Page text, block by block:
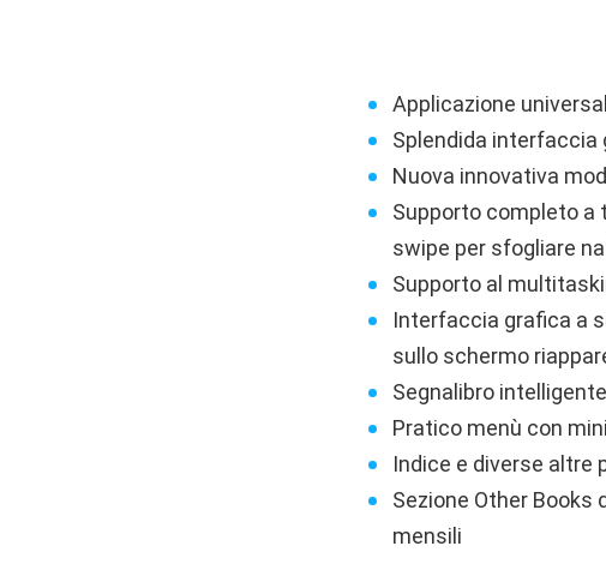
Applicazione
Splendida interfaccia
Nuova innovativa
Supporto completo a
swipe per sfogliare
Supporto al
Interfaccia grafica a
sullo schermo
Segnalibro
Pratico menù con
Indice e diverse altre
Sezione Other Books
mensili